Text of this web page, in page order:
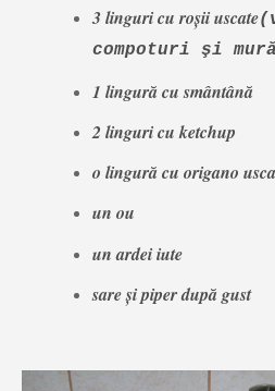
3 linguri cu roşii uscate
compoturi şi
1 lingură cu smântână
2 linguri cu ketchup
o lingură cu origano
un ou
un ardei iute
sare şi piper după gust